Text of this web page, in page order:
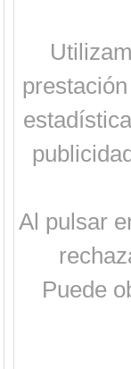
Al pulsar
Puede